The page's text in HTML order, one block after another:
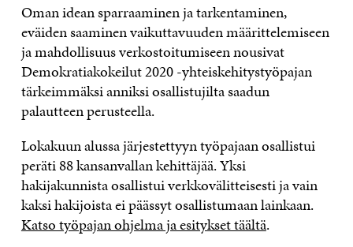
Oman idean sparraaminen ja tarkentaminen,
eväiden saaminen vaikuttavuuden määrittelemiseen
ja mahdollisuus verkostoitumiseen nousivat
Demokratiakokeilut 2020 -yhteiskehitystyöpajan
tärkeimmäksi anniksi osallistujilta saadun
palautteen perusteella.
Lokakuun alussa järjestettyyn työpajaan osallistui
peräti 88 kansanvallan kehittäjää. Yksi
hakijakunnista osallistui verkkovälitteisesti ja vain
kaksi hakijoista ei päässyt osallistumaan lainkaan.
Katso työpajan ohjelma ja esitykset täältä.